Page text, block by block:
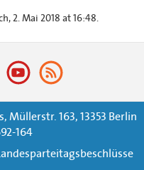
2. Mai 2018 at 16:48.
Müllerstr. 163, 13353 Berlin
164